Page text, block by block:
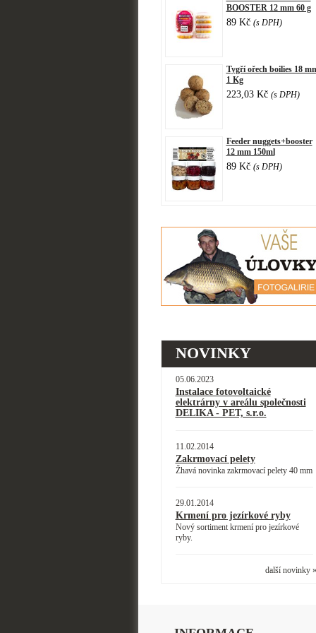
BOOSTER 12 mm 60 g
89 Kč (s DPH)
Tygří ořech boilies 18
1 Kg
223,03 Kč (s DPH)
Feeder nuggets+booster
12 mm 150ml
89 Kč (s DPH)
NOVINKY
05.06.2023
Instalace fotovoltaické
elektrárny v areálu společnosti
DELIKA - PET, s.r.o.
11.02.2014
Zakrmovací pelety
Žhavá novinka zakrmovací pelety 40 mm
29.01.2014
Krmení pro jezírkové ryby
Nový sortiment krmení pro jezírkové
ryby.
další novinky »